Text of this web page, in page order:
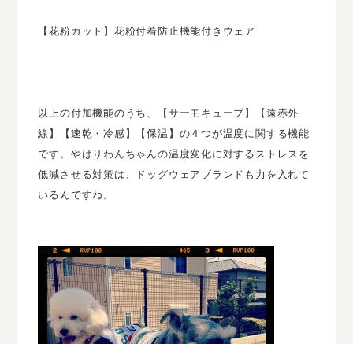
【花粉カット】花粉付着防止機能付きウェア
以上の付加機能のうち、【サーモキューブ】【遠赤外
線】【速乾・冷感】【保温】の４つが温度に関する機能
です。やはりわんちゃんの温度変化に対するストレスを
低減させる対策は、ドッグウェアブランドも力を入れて
いるんですね。